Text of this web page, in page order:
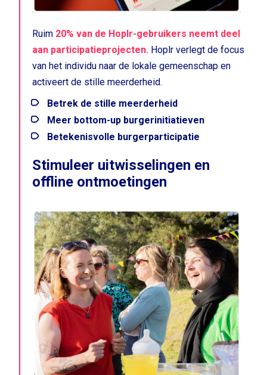
Ruim 20% van de Hoplr-gebruikers neemt deel
aan participatieprojecten. Hoplr verlegt de focus
van het individu naar de lokale gemeenschap en
activeert de stille meerderheid.
Betrek de stille meerderheid
Meer bottom-up burgerinitiatieven
Betekenisvolle burgerparticipatie
Stimuleer uitwisselingen en
offline ontmoetingen